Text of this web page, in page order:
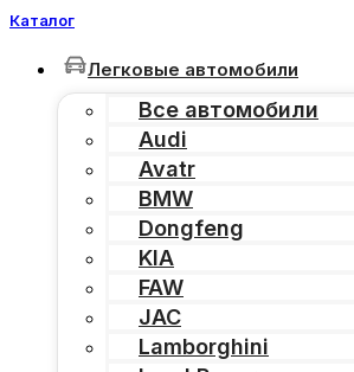
Каталог
Легковые автомобили
Все автомобили
Audi
Avatr
BMW
Dongfeng
KIA
FAW
JAC
Lamborghini